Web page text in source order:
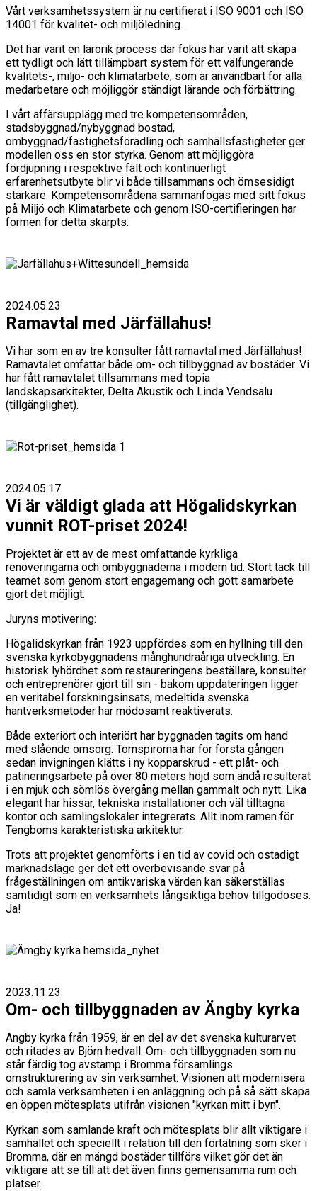
Vårt verksamhetssystem är nu certifierat i ISO 9001 och ISO
14001 för kvalitet- och miljöledning.
Det har varit en lärorik process där fokus har varit att skapa
ett tydligt och lätt tillämpbart system för ett välfungerande
kvalitets-, miljö- och klimatarbete, som är användbart för alla
medarbetare och möjliggör ständigt lärande och förbättring.
I vårt affärsupplägg med tre kompetensområden,
stadsbyggnad/nybyggnad bostad,
ombyggnad/fastighetsförädling och samhällsfastigheter ger
modellen oss en stor styrka. Genom att möjliggöra
fördjupning i respektive fält och kontinuerligt
erfarenhetsutbyte blir vi både tillsammans och ömsesidigt
starkare. Kompetensområdena sammanfogas med sitt fokus
på Miljö och Klimatarbete och genom ISO-certifieringen har
formen för detta skärpts.
2024.05.23
Ramavtal med Järfällahus!
Vi har som en av tre konsulter fått ramavtal med Järfällahus!
Ramavtalet omfattar både om- och tillbyggnad av bostäder. Vi
har fått ramavtalet tillsammans med topia
landskapsarkitekter, Delta Akustik och Linda Vendsalu
(tillgänglighet).
2024.05.17
Vi är väldigt glada att Högalidskyrkan
vunnit ROT-priset 2024!
Projektet är ett av de mest omfattande kyrkliga
renoveringarna och ombyggnaderna i modern tid. Stort tack till
teamet som genom stort engagemang och gott samarbete
gjort det möjligt.
Juryns motivering:
Högalidskyrkan från 1923 uppfördes som en hyllning till den
svenska kyrkobyggnadens månghundraåriga utveckling. En
historisk lyhördhet som restaureringens beställare, konsulter
och entreprenörer gjort till sin - bakom uppdateringen ligger
en veritabel forskningsinsats, medeltida svenska
hantverksmetoder har mödosamt reaktiverats.
Både exteriört och interiört har byggnaden tagits om hand
med slående omsorg. Tornspirorna har för första gången
sedan invigningen klätts i ny kopparskrud - ett plåt- och
patineringsarbete på över 80 meters höjd som ändå resulterat
i en mjuk och sömlös övergång mellan gammalt och nytt. Lika
elegant har hissar, tekniska installationer och väl tilltagna
kontor och samlingslokaler integrerats. Allt inom ramen för
Tengboms karakteristiska arkitektur.
Trots att projektet genomförts i en tid av covid och ostadigt
marknadsläge ger det ett överbevisande svar på
frågeställningen om antikvariska värden kan säkerställas
samtidigt som en verksamhets långsiktiga behov tillgodoses.
Ja!
2023.11.23
Om- och tillbyggnaden av Ängby kyrka
Ängby kyrka från 1959, är en del av det svenska kulturarvet
och ritades av Björn hedvall. Om- och tillbyggnaden som nu
står färdig tog avstamp i Bromma församlings
omstrukturering av sin verksamhet. Visionen att modernisera
och samla verksamheten i en anläggning och på så sätt skapa
en öppen mötesplats utifrån visionen "kyrkan mitt i byn".
Kyrkan som samlande kraft och mötesplats blir allt viktigare i
samhället och speciellt i relation till den förtätning som sker i
Bromma, där en mängd bostäder tillförs vilket gör det än
viktigare att se till att det även finns gemensamma rum och
platser.